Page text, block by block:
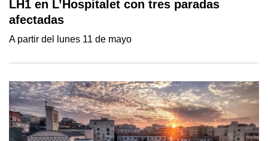
LH1 en L’Hospitalet con tres paradas
afectadas
A partir del lunes 11 de mayo